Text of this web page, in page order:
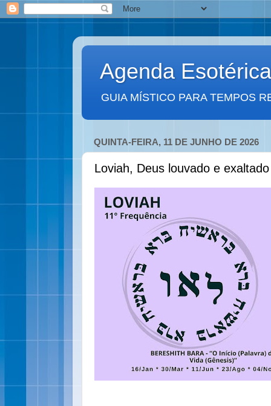
Agenda Esotérica
GUIA MÍSTICO PARA TEMPOS
QUINTA-FEIRA, 11 DE JUNHO DE 2026
Loviah, Deus louvado e exaltado